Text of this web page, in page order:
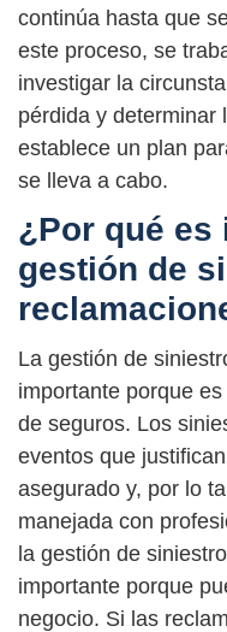
continúa hasta que
este proceso, se
investigar la
pérdida y determinar
establece un plan
se lleva a cabo.
¿Por qué es
gestión de
La gestión de
importante porque
de seguros. Los
eventos que
asegurado y, por lo
manejada con
la gestión de
importante porque
negocio. Si las